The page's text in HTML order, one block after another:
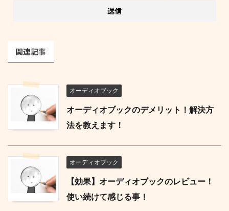
関連記事
オーディオブック
オーディオブックのデメリット！解決方
法を教えます！
オーディオブック
【効果】オーディオブックのレビュー！
使い続けて感じる事！